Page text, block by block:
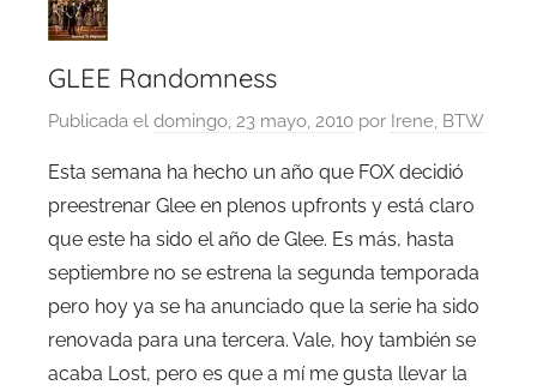
GLEE Randomness
Publicada el domingo, 23 mayo, 2010 por Irene, BTW
Esta semana ha hecho un año que FOX decidió
preestrenar Glee en plenos upfronts y está claro
que este ha sido el año de Glee. Es más, hasta
septiembre no se estrena la segunda temporada
pero hoy ya se ha anunciado que la serie ha sido
renovada para una tercera. Vale, hoy también se
acaba Lost, pero es que a mí me gusta llevar la